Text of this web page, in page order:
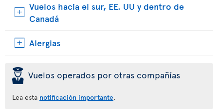
Vuelos hacia el sur, EE. UU y dentro de
Canadá
Alergias
þ Vuelos operados por otras compañías
Lea esta notificación importante.